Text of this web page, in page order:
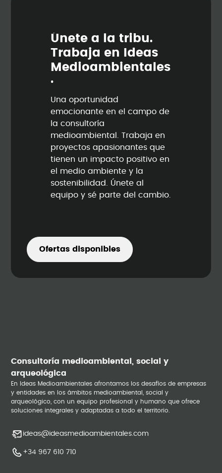
Únete a la tribu.
Trabaja en Ideas
Medioambienta les
.
Una oportunidad
emocionante en el campo de
la consultoría
medioambiental. Trabaja en
proyectos apasionantes que
tienen un impacto positivo en
el medio ambiente y la
sostenibilidad. Únete al
equipo y sé parte del cambio.
Ofertas disponibles
Consultoría medioambiental, social y
arqueológica
En Ideas Medioambientales afrontamos los desafíos de empresas
y entidades en los ámbitos medioambiental, social y
arqueológico, con un equipo profesional y humano que ofrece
soluciones integrales y adaptadas a todo el territorio.
ideas@ideasmedioambientales.com
+34 967 610 710